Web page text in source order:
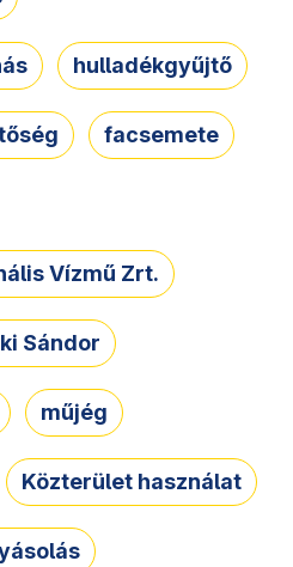
hulladékgyűjtő
facsemete
Vízmű Zrt.
Sándor
műjég
Közterület használat